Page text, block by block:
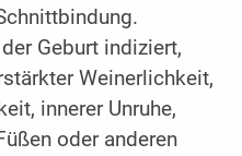
Geburt indiziert,
Weinerlichkeit,
innerer Unruhe,
oder anderen